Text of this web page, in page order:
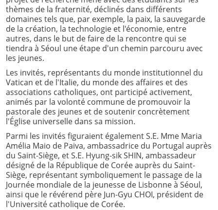
thèmes de la fraternité, déclinés dans différents
domaines tels que, par exemple, la paix, la sauvegarde
de la création, la technologie et l'économie, entre
autres, dans le but de faire de la rencontre qui se
tiendra à Séoul une étape d'un chemin parcouru avec
les jeunes.
Les invités, représentants du monde institutionnel du
Vatican et de l'Italie, du monde des affaires et des
associations catholiques, ont participé activement,
animés par la volonté commune de promouvoir la
pastorale des jeunes et de soutenir concrètement
l'Église universelle dans sa mission.
Parmi les invités figuraient également S.E. Mme Maria
Amélia Maio de Paiva, ambassadrice du Portugal auprès
du Saint-Siège, et S.E. Hyung-sik SHIN, ambassadeur
désigné de la République de Corée auprès du Saint-
Siège, représentant symboliquement le passage de la
Journée mondiale de la jeunesse de Lisbonne à Séoul,
ainsi que le révérend père Jun-Gyu CHOI, président de
l'Université catholique de Corée.